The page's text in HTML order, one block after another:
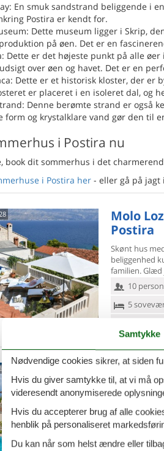
En smuk sandstrand beliggende i
Postira er kendt for.
Dette museum ligger i Skrip,
på øen. Det er en
Dette er det højeste punkt på alle
over øen og havet. Det er en
Dette er et historisk kloster, der er
er placeret i en isoleret dal, og
Denne berømte strand er også
form og krystalklare vand gør den til
i Postira nu
book dit sommerhus i det
i Postira her - eller gå på
Molo
Postira
Skønt hus
beliggenhed
familien.
10
5
Put
Postira
Storslået
badeværelser.
Samtykke
Nødvendige cookies sikrer, at siden
Hvis du giver samtykke til, at vi må
videresendt anonymiserede
Hvis du accepterer brug af alle
henblik på personaliseret
Du kan når som helst ændre eller